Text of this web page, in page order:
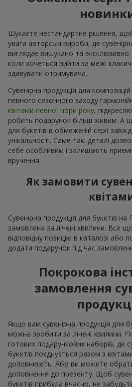
Шукаєте нестандартне рішення,
уваги авторські вироби, де
виглядає вишукано та ексклюзивно.
коли хочеться вийти за межі
здивувати отримувача.
Сувенірна продукція для
певного сезонного заходу
квітами певної пори року,
робить подарунок більш живим. А
для букетів в обмеженій серії
унікальності. Саме такі деталі
себе особливим і залишають
вручення.
Як замовити
Сувенірна продукція для букетів на
замовлена за лічені хвилини. Все
відповідну позицію в каталозі або
додати подарунок під час
Покрокова
замовлення
Якщо вам сувенірна продукція для
можна зробити за лічені хвилини.
готових подарункових наборів, де
букетів поєднується разом з
доповнюють. Або ви можете обрати
доповнення до презенту. Щоб
букетів прибула вчасно, не